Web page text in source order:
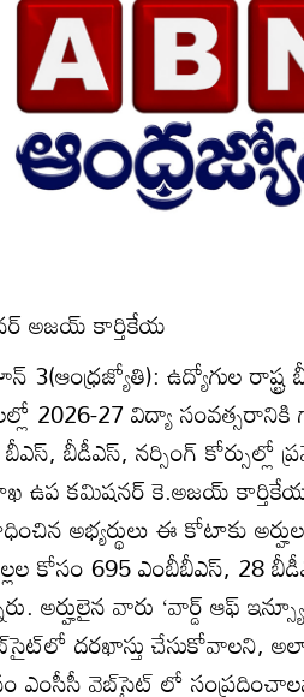
అజయ్‌ కార్తికేయ
3(ఆంధ్రజ్యోతి): ఉద్యోగుల
2026-27 విద్యా సంవత్సరానికి
బీడీఎస్‌, నర్సింగ్‌ కోర్సుల్లో
శాఖ ఉప కమిషనర్‌ కె.అజయ్‌
అభ్యర్థులు ఈ కోటాకు
కోసం 695 ఎంబీబీఎస్‌, 28
అర్హులైన వారు ‘వార్డ్‌ ఆఫ్‌
దరఖాస్తు చేసుకోవాలని,
ఎంసీసీ వెబ్‌సైట్‌ లో